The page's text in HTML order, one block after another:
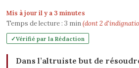
Mis à jour il y a 3 minutes
Temps de lecture : 3 min(dont 2
Vérifié par la Rédaction
Dans l’altruiste but de